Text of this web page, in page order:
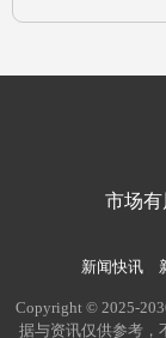
市场
新闻快讯
Copyright © 2025-
据与资讯仅供参考，